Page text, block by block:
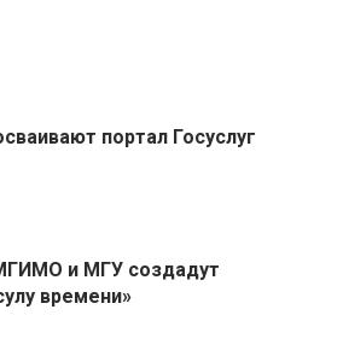
портал Госуслуг
и МГУ создадут
времени»